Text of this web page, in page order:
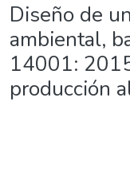
Diseño de
ambiental,
14001:
producción